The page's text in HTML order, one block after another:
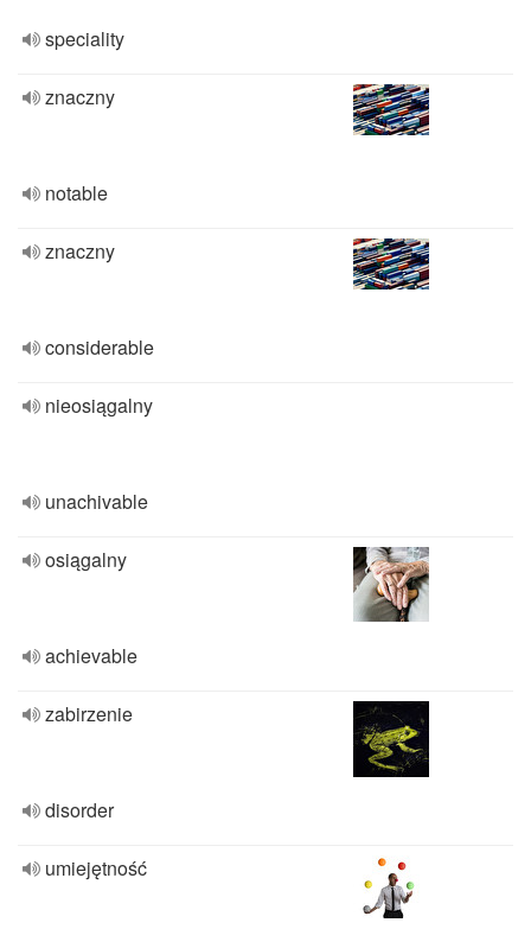
speciality
znaczny
notable
znaczny
considerable
nieosiągalny
unachivable
osiągalny
achievable
zabirzenie
disorder
umiejętność